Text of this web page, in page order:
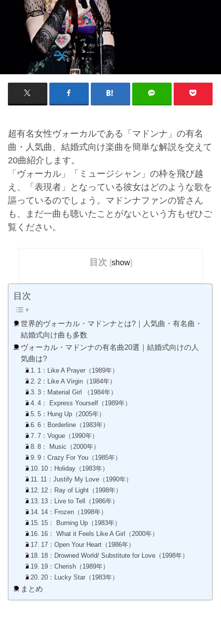
超有名女性ヴォーカルである「マドンナ」の有名
曲・人気曲、結婚式向け楽曲を簡単な解説を交えて
20曲紹介します。
「ヴォーカル」「ミュージシャン」の枠を飛び越
え、「表現者」となっている彼女はどのような歌を
謳っているのでしょう。マドンナファンの皆さん
も、まだ一曲も聴いたことがないという方もぜひご
覧ください。
目次 [show]
目次
世界的ヴォーカル・マドンナとは?｜人気曲・有名曲・
結婚式向け曲も多数
ヴォーカル・マドンナの有名曲20選｜結婚式向けの人
気曲は?
1：Like A Prayer（1989年）
2：Like A Virgin（1984年）
3：Material Girl （1984年）
4： Express Yourself（1989年）
5：Hung Up（2005年）
6：Borderline（1983年）
7：Vogue（1990年）
8： Music（2000年）
9：Crazy For You（1985年）
10：Holiday（1983年）
11：Justify My Love（1990年）
12：Ray of Light（1998年）
13：Live to Tell（1986年）
14：Frozen（1998年）
15： Burning Up（1983年）
16： What it Feels Like A Girl（2000年）
17：Open Your Heart（1986年）
18：Drowned World/ Substitute for Love（1998年）
19：Cherish（1989年）
20：Lucky Star（1983年）
まとめ